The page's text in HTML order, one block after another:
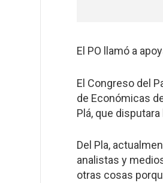
El PO llamó a
El Congreso del
de Económicas
Plá, que
Del Pla,
analistas y
otras cosas